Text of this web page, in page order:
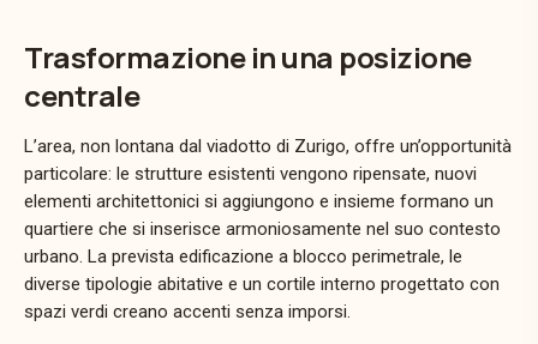
Trasformazione in una posizione
centrale
L’area, non lontana dal viadotto di Zurigo, offre un’opportunità
particolare: le strutture esistenti vengono ripensate, nuovi
elementi architettonici si aggiungono e insieme formano un
quartiere che si inserisce armoniosamente nel suo contesto
urbano. La prevista edificazione a blocco perimetrale, le
diverse tipologie abitative e un cortile interno progettato con
spazi verdi creano accenti senza imporsi.